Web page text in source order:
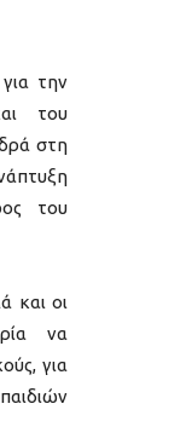
την
του
στη
του
και οι
να
για